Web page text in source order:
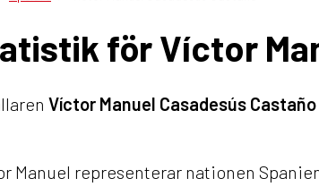
för Víctor
Víctor Manuel Casadesús Castaño
Manuel representerar nationen